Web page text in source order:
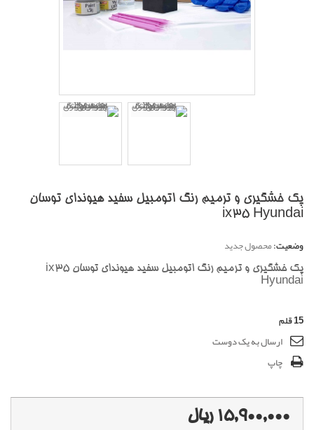
پک خشگیری و ترمیم رنگ اتومبیل سفید هیوندای توسان
ix35 Hyundai
وضعیت:محصول جدید
پک خشگیری و ترمیم رنگ اتومبیل سفید هیوندای توسان ix35
Hyundai
15قلم
ارسال به یک دوست
چاپ
15,900,000 ریال